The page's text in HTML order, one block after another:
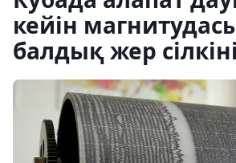
кейін
балдық жер